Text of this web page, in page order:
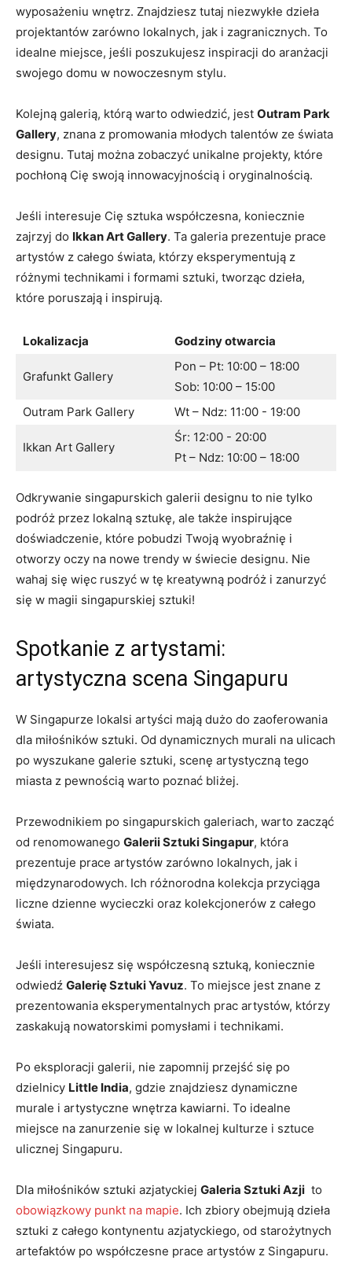
wyposażeniu wnętrz. Znajdziesz ‌tutaj niezwykłe dzieła
projektantów zarówno lokalnych, jak⁤ i ⁣zagranicznych. To
idealne miejsce, jeśli poszukujesz inspiracji do aranżacji
swojego⁢ domu w ⁣nowoczesnym​ stylu.
Kolejną galerią, którą ⁣warto odwiedzić, jest Outram Park
Gallery, znana‍ z promowania młodych talentów ze świata
designu.​ Tutaj ⁢można zobaczyć ‌unikalne projekty, ⁤które
pochłoną Cię ⁣swoją ⁣innowacyjnością​ i⁢ oryginalnością.
Jeśli interesuje Cię sztuka współczesna, ‍koniecznie
zajrzyj⁣ do Ikkan⁣ Art Gallery. Ta galeria ⁢prezentuje prace
artystów z całego⁢ świata, którzy ​eksperymentują z
‍różnymi technikami i formami sztuki, tworząc dzieła,
które poruszają‍ i inspirują.
Lokalizacja Godziny otwarcia
Grafunkt Gallery
Pon – Pt: ⁤10:00 – 18:00
Sob: 10:00 – 15:00
Outram ⁣Park Gallery
Wt – Ndz: ​11:00 -⁢ 19:00
Ikkan Art Gallery
Śr: ⁢12:00 -⁢ 20:00
Pt⁣ – Ndz: 10:00 – 18:00
Odkrywanie singapurskich galerii ⁣designu to nie tylko
podróż przez lokalną sztukę, ⁤ale także inspirujące
doświadczenie,‍ które pobudzi Twoją wyobraźnię i⁤
otworzy oczy na nowe trendy w świecie designu. Nie ​
wahaj ⁤się więc ruszyć‍ w ‍tę kreatywną podróż i ⁣zanurzyć
się w ⁢magii singapurskiej sztuki!
Spotkanie⁢ z ​artystami:
artystyczna ⁢scena​ Singapuru
W Singapurze lokalsi⁣ artyści mają ‌dużo do zaoferowania
dla miłośników sztuki. Od dynamicznych murali ‍na ⁢ulicach
po wyszukane⁢ galerie sztuki, scenę artystyczną tego
⁤miasta z pewnością warto poznać bliżej.
Przewodnikiem po​ singapurskich galeriach, warto zacząć
‍od renomowanego Galerii ⁤Sztuki Singapur, która
prezentuje prace artystów zarówno lokalnych,​ jak‌ i
międzynarodowych. ‌Ich różnorodna⁣ kolekcja przyciąga
liczne⁢ dzienne wycieczki oraz kolekcjonerów ⁤z ⁢całego⁢
świata.
Jeśli interesujesz się współczesną sztuką, koniecznie‍
odwiedź Galerię Sztuki Yavuz. To miejsce jest znane‍ z
prezentowania⁤ eksperymentalnych prac artystów,⁢ którzy
zaskakują nowatorskimi pomysłami⁢ i technikami.
Po⁣ eksploracji galerii, nie​ zapomnij ⁤przejść się po
dzielnicy Little India, gdzie ‌znajdziesz dynamiczne
murale i artystyczne⁢ wnętrza kawiarni. To idealne
miejsce na zanurzenie⁢ się w lokalnej kulturze i⁢ sztuce
ulicznej Singapuru.
Dla miłośników⁢ sztuki azjatyckiej Galeria Sztuki Azji ‍ to
obowiązkowy punkt na ⁤mapie. Ich zbiory ⁤obejmują dzieła
sztuki z całego ‌kontynentu azjatyckiego, od starożytnych
artefaktów po współczesne​ prace artystów​ z Singapuru.